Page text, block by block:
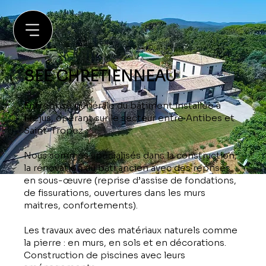
SEE CHRETIENNEAU
Entreprise générale du bâtiment installée à
Fréjus, opérant sur le secteur entre Antibes et
Saint-Tropez.
Nous sommes spécialisés dans la construction,
la rénovation du bâti ancien avec des reprises
en sous-œuvre (reprise d’assise de fondations,
de fissurations, ouvertures dans les murs
maitres, confortements).
Les travaux avec des matériaux naturels comme
la pierre : en murs, en sols et en décorations.
Construction de piscines avec leurs